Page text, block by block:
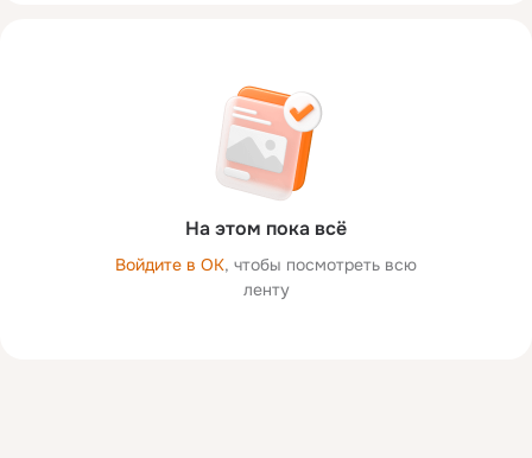
На этом пока всё
Войдите в ОК, чтобы посмотреть всю
ленту